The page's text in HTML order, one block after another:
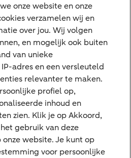
onze website en onze
verzamelen wij en
over jou. Wij volgen
en mogelijk ook buiten
van unieke
adres en een versleuteld
relevanter te maken.
profiel op,
inhoud en
zien. Klik je op Akkoord,
gebruik van deze
website. Je kunt op
voor persoonlijke